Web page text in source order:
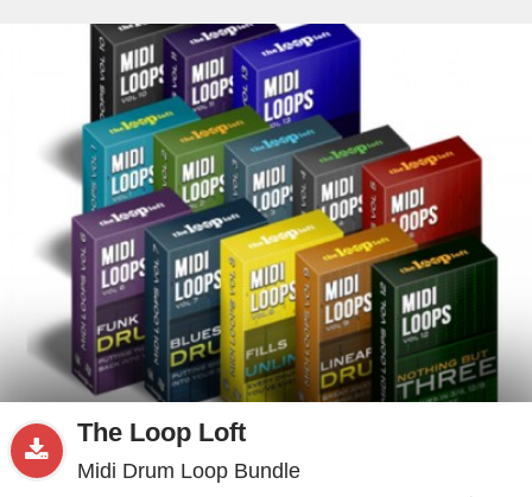
PRO.ru
beta
The Loop Loft
Midi Drum Loop Bundle